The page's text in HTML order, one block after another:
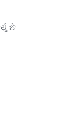
છે